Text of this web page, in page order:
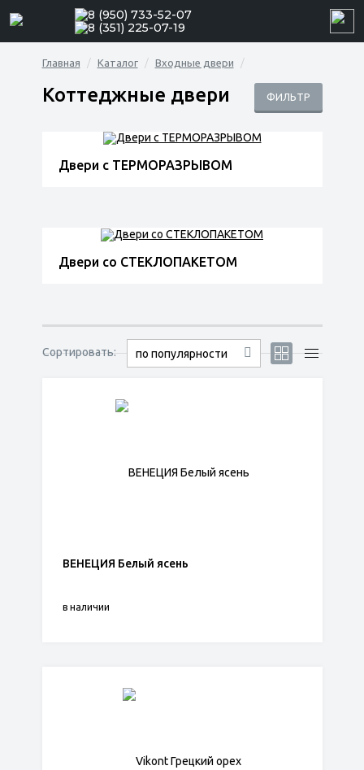
8 (950) 733-52-07
8 (351) 225-07-19
Главная Каталог Входные двери
ФИЛЬТР
Коттеджные двери
Двери с ТЕРМОРАЗРЫВОМ
Двери со СТЕКЛОПАКЕТОМ
Сортировать: по популярности
ВЕНЕЦИЯ Белый ясень
в наличии